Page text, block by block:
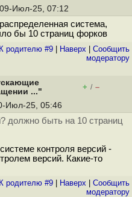
Июл-25, 07:12
система,
бы 10 страниц форков
К родителю #9 Наверх
Cообщить
модератору
..."
+ / –
Июл-25, 05:46
должно быть на 10 страниц
контроля версий -
версий. Какие-то
К родителю #9 Наверх
Cообщить
модератору